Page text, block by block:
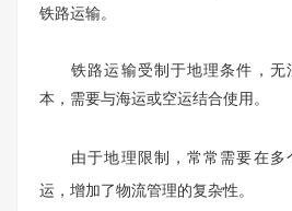
铁路运输。
铁路运输受制于地理条件，无
本，需要与海运或空运结合使用。
由于地理限制，常常需要在多
运，增加了物流管理的复杂性。